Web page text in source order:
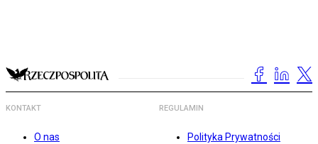
KONTAKT
O nas
REGULAMIN
Polityka Prywatności